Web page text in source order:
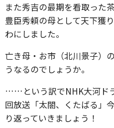
また秀吉の最期を看取った
豊臣秀頼の母として天下獲
わにしました。
亡き母・お市（北川景子）
うなるのでしょうか。
……という訳でNHK大河ド
回放送「太閤、くたばる」
り返っていきましょう！